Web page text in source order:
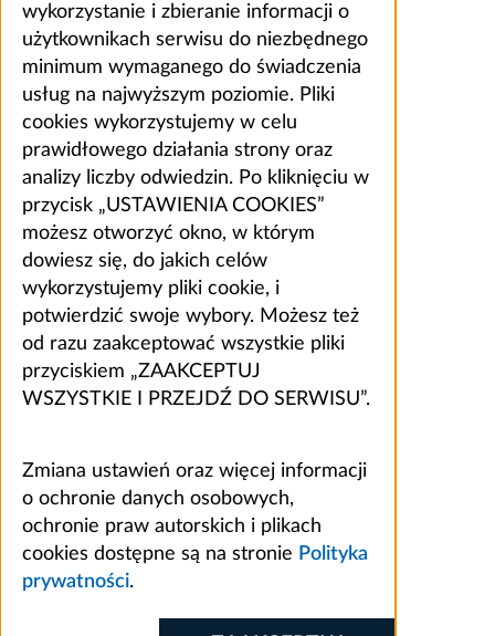
wykorzystanie i zbieranie informacji o
użytkownikach serwisu do niezbędnego
minimum wymaganego do świadczenia
usług na najwyższym poziomie. Pliki
cookies wykorzystujemy w celu
prawidłowego działania strony oraz
analizy liczby odwiedzin. Po kliknięciu w
przycisk „USTAWIENIA COOKIES”
możesz otworzyć okno, w którym
dowiesz się, do jakich celów
wykorzystujemy pliki cookie, i
potwierdzić swoje wybory. Możesz też
od razu zaakceptować wszystkie pliki
przyciskiem „ZAAKCEPTUJ
WSZYSTKIE I PRZEJDŹ DO SERWISU”.
Zmiana ustawień oraz więcej informacji
o ochronie danych osobowych,
ochronie praw autorskich i plikach
cookies dostępne są na stronie Polityka
prywatności.